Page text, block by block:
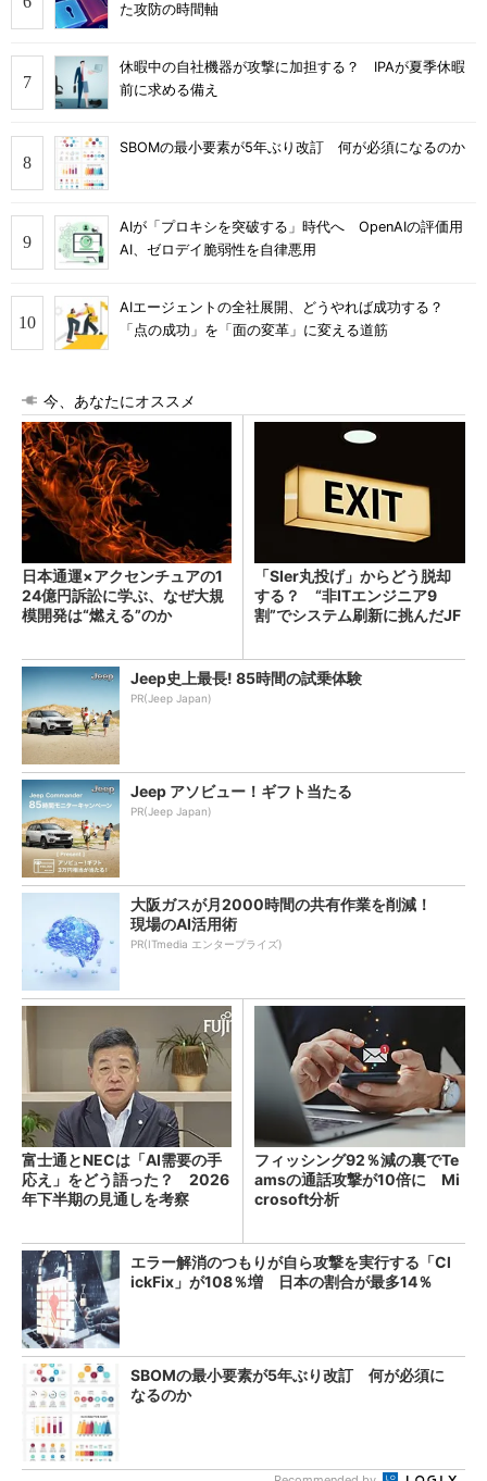
た攻防の時間軸
休暇中の自社機器が攻撃に加担する？ IPAが夏季休暇
前に求める備え
SBOMの最小要素が5年ぶり改訂 何が必須になるのか
AIが「プロキシを突破する」時代へ OpenAIの評価用
AI、ゼロデイ脆弱性を自律悪用
AIエージェントの全社展開、どうやれば成功する？
「点の成功」を「面の変革」に変える道筋
今、あなたにオススメ
日本通運×アクセンチュアの1
24億円訴訟に学ぶ、なぜ大規
模開発は“燃える”のか
「SIer丸投げ」からどう脱却
する？ “非ITエンジニア9
割”でシステム刷新に挑んだJF
Jeep史上最長! 85時間の試乗体験
PR(Jeep Japan)
Jeep アソビュー！ギフト当たる
PR(Jeep Japan)
大阪ガスが月2000時間の共有作業を削減！
現場のAI活用術
PR(ITmedia エンタープライズ)
富士通とNECは「AI需要の手
応え」をどう語った？ 2026
年下半期の見通しを考察
フィッシング92％減の裏でTe
amsの通話攻撃が10倍に Mi
crosoft分析
エラー解消のつもりが自ら攻撃を実行する「Cl
ickFix」が108％増 日本の割合が最多14％
SBOMの最小要素が5年ぶり改訂 何が必須に
なるのか